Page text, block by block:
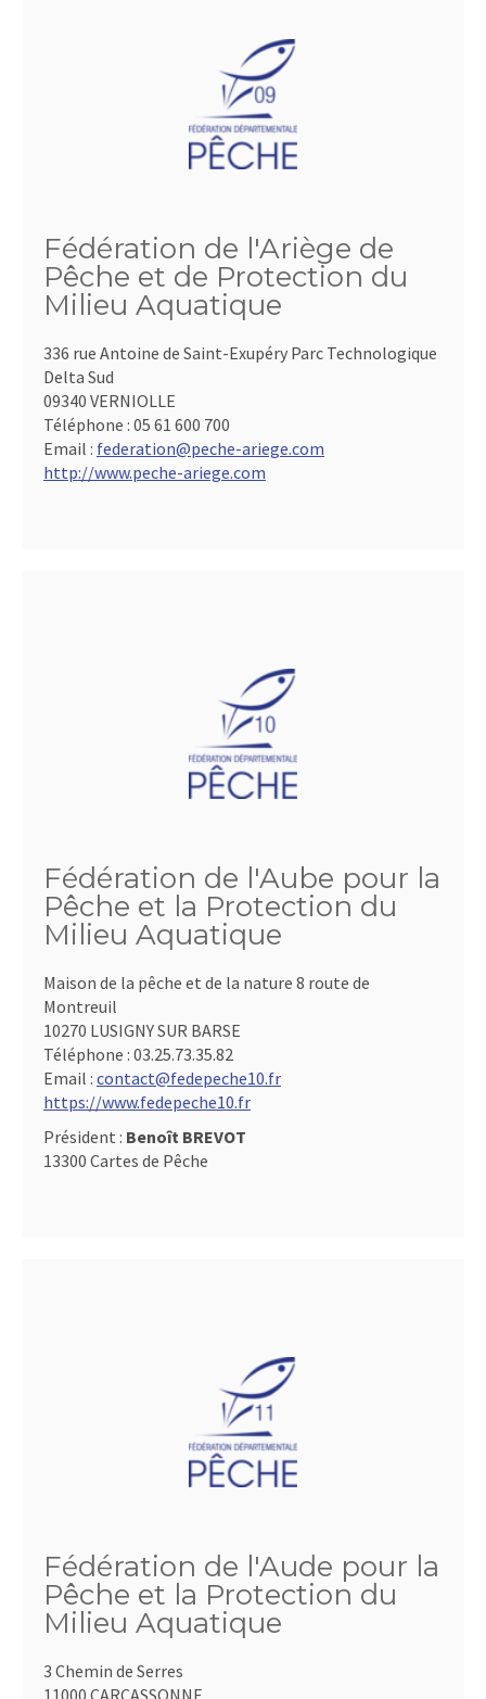
Fédération de l'Ariège de
Pêche et de Protection du
Milieu Aquatique
336 rue Antoine de Saint-Exupéry Parc Technologique
Delta Sud
09340 VERNIOLLE
Téléphone : 05 61 600 700
Email : federation@peche-ariege.com
http://www.peche-ariege.com
Fédération de l'Aube pour la
Pêche et la Protection du
Milieu Aquatique
Maison de la pêche et de la nature 8 route de
Montreuil
10270 LUSIGNY SUR BARSE
Téléphone : 03.25.73.35.82
Email : contact@fedepeche10.fr
https://www.fedepeche10.fr
Président : Benoît BREVOT
13300 Cartes de Pêche
Fédération de l'Aude pour la
Pêche et la Protection du
Milieu Aquatique
3 Chemin de Serres
11000 CARCASSONNE